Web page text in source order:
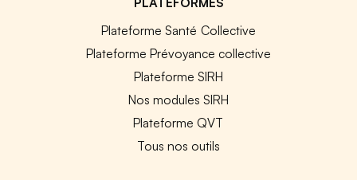
Plateforme Santé Collective
Plateforme Prévoyance collective
Plateforme SIRH
Nos modules SIRH
Plateforme QVT
Tous nos outils